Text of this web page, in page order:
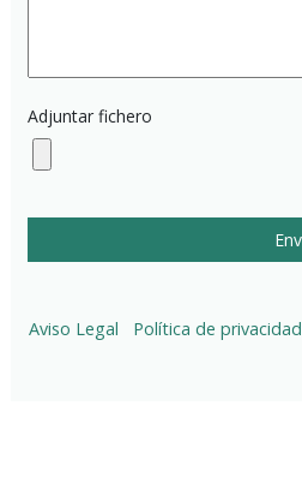
Adjuntar fichero
Aviso Legal Política de privacidad